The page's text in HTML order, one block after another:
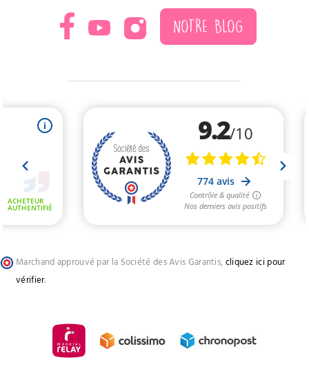
NOTRE BLOG
Marchand approuvé par la Société des Avis Garantis, cliquez ici pour
vérifier.